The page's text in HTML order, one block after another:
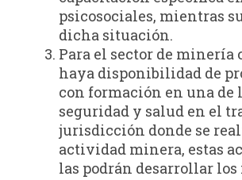
psicosociales, mientras
dicha situación.
Para el sector de minería
haya disponibilidad de
con formación en una de
seguridad y salud en el
jurisdicción donde se
actividad minera, estas
las podrán desarrollar